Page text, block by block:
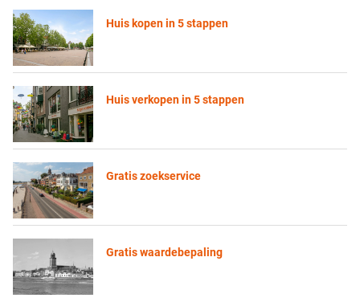
Huis kopen in 5 stappen
Huis verkopen in 5 stappen
Gratis zoekservice
Gratis waardebepaling